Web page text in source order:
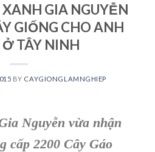
GIA NGUYỄN
GIỐNG CHO ANH
TÂY NINH
BY CAYGIONGLAMNGHIEP
Nguyễn vừa nhận
cấp 2200 Cây Gáo